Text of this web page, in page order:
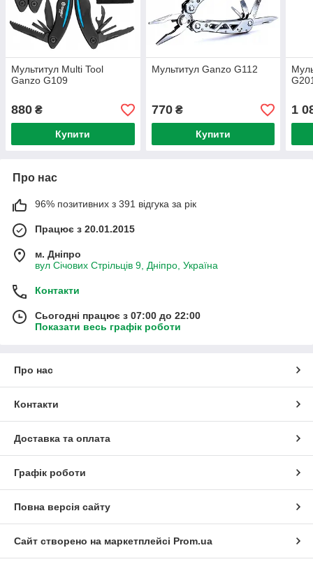
Мультитул Multi Tool
Ganzo G109
880 ₴
Купити
Мультитул Ganzo G112
770₴
Купити
1
Про нас
96% позитивних з 391 відгука за рік
Працює з 20.01.2015
м. Дніпро
вул Січових Стрільців 9, Дніпро, Україна
Контакти
Сьогодні працює з 07:00 до 22:00
Показати весь графік роботи
Про нас
Контакти
Доставка та оплата
Графік роботи
Повна версія сайту
Сайт створено на маркетплейсі Prom.ua